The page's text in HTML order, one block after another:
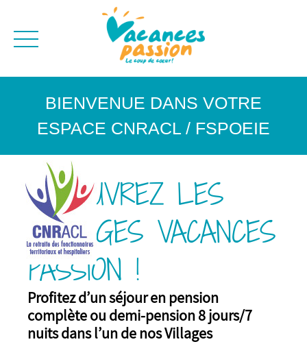
MONTAGNE
VILLES
ENVIE D'AILLEURS
BONS PLANS
BLOG
BROCHURES
NEWSLETTER
BIENVENUE DANS VOTRE
ESPACE CNRACL / FSPOEIE
DÉCOUVREZ LES
VILLAGES VACANCES
PASSION !
Profitez d’un séjour en pension
complète ou demi-pension 8 jours/7
nuits dans l’un de nos Villages